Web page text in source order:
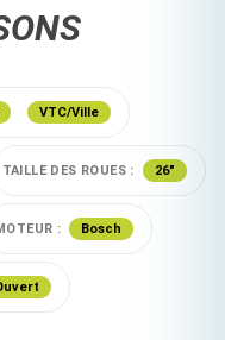
VTC/Ville
TAILLE DES ROUES : 26"
: Bosch